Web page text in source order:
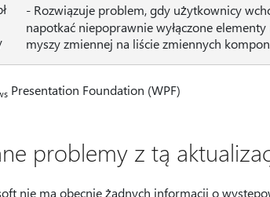
- Rozwiązuje problem, gdy użytkownicy
napotkać niepoprawnie wyłączone
myszy zmiennej na liście zmiennych
Presentation Foundation (WPF)
problemy z tą
nie ma obecnie żadnych informacji o